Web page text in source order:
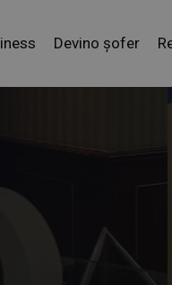
Devino șofer